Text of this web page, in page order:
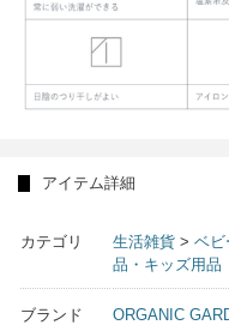
アイテム詳細
カテゴリ 生活雑貨 > ベビ
品・キッズ用品
ブランド ORGANIC